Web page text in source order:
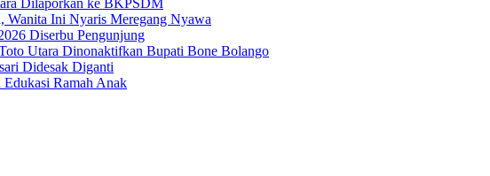
Dilaporkan ke BKPSDM
Wanita Ini Nyaris Meregang Nyawa
Diserbu Pengunjung
Utara Dinonaktifkan Bupati Bone Bolango
Didesak Diganti
Ramah Anak